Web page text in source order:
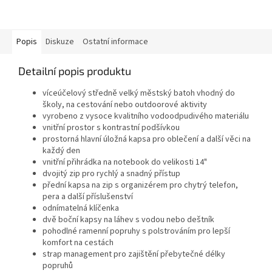
Popis Diskuze Ostatní informace
Detailní popis produktu
víceúčelový středně velký městský batoh vhodný do
školy, na cestování nebo outdoorové aktivity
vyrobeno z vysoce kvalitního vodoodpudivého materiálu
vnitřní prostor s kontrastní podšívkou
prostorná hlavní úložná kapsa pro oblečení a další věci na
každý den
vnitřní přihrádka na notebook do velikosti 14"
dvojitý zip pro rychlý a snadný přístup
přední kapsa na zip s organizérem pro chytrý telefon,
pera a další příslušenství
odnímatelná klíčenka
dvě boční kapsy na láhev s vodou nebo deštník
pohodlné ramenní popruhy s polstrováním pro lepší
komfort na cestách
strap management pro zajištění přebytečné délky
popruhů